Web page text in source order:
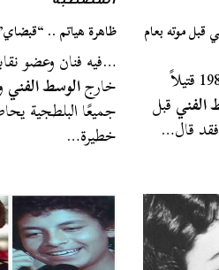
موته بعام
مات المخرج نيازي مصطفى في 19 أكتوبر 1986 قتيلاً
الفنيقبل
قال…
ظاهرة هياتم ..
…فيه فنان وعضو
خارجالوسط الفني
جميعًا البلطجية
خطيرة…